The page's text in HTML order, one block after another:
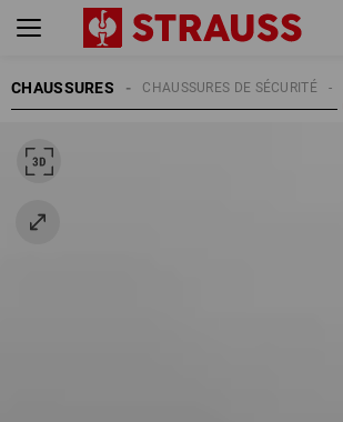
CHAUSSURES CHAUSSURES DE SÉCURITÉ